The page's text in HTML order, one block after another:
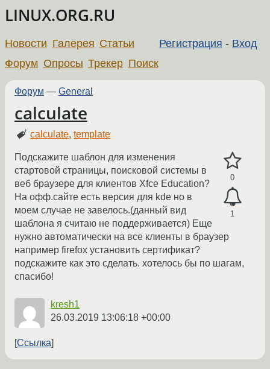
LINUX.ORG.RU
Регистрация - Вход
Новости Галерея Статьи
Форум Опросы Трекер Поиск
Форум — General
calculate
calculate,template
0
1
Подскажите шаблон для изменения
стартовой страницы, поисковой системы в
веб браузере для клиентов Xfce Education?
На офф.сайте есть версия для kde но в
моем случае не завелось.(данный вид
шаблона я считаю не поддерживается) Еще
нужно автоматически на все клиенты в браузер
например firefox установить сертификат?
подскажите как это сделать. хотелось бы по шагам,
спасибо!
kresh1
26.03.2019 13:06:18 +00:00
Ссылка